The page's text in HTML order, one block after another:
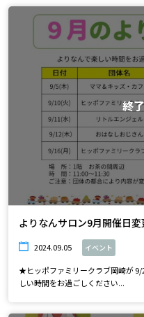
終
よりなんサロン9月開催日
2024.09.05 イベント
★ヒッポファミリークラブ岡崎が
しい時間をお過ごしください...